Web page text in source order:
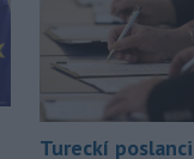
Tureckí poslanci